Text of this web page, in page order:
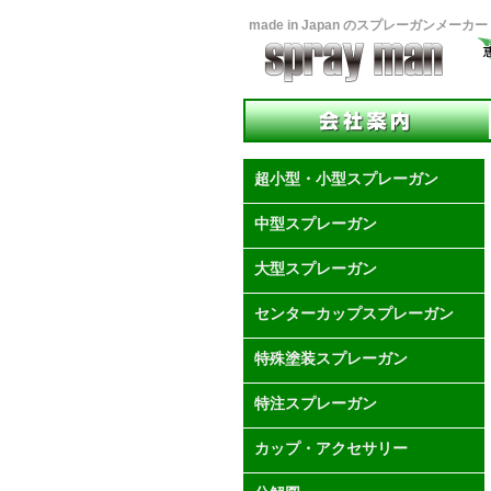
made in Japan のスプレーガンメーカ
超小型・小型スプレーガン
中型スプレーガン
大型スプレーガン
センターカップスプレーガン
特殊塗装スプレーガン
特注スプレーガン
カップ・アクセサリー